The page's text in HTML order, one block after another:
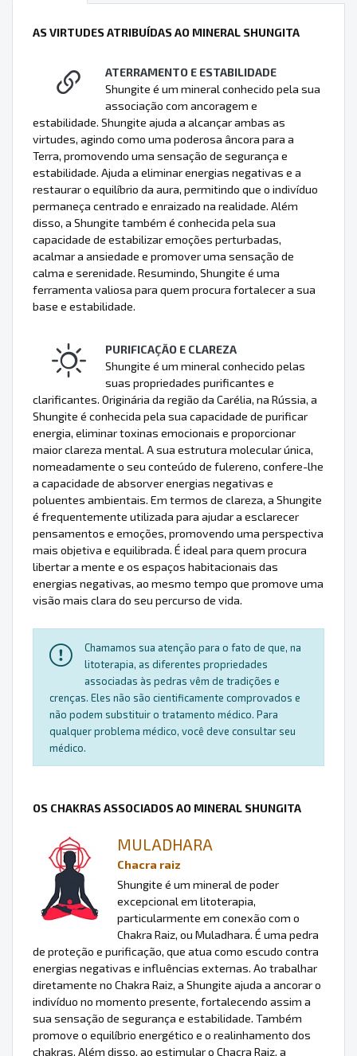
AS VIRTUDES ATRIBUÍDAS AO MINERAL SHUNGITA
ATERRAMENTO E ESTABILIDADE
Shungite é um mineral conhecido pela sua
associação com ancoragem e
estabilidade. Shungite ajuda a alcançar ambas as
virtudes, agindo como uma poderosa âncora para a
Terra, promovendo uma sensação de segurança e
estabilidade. Ajuda a eliminar energias negativas e a
restaurar o equilíbrio da aura, permitindo que o indivíduo
permaneça centrado e enraizado na realidade. Além
disso, a Shungite também é conhecida pela sua
capacidade de estabilizar emoções perturbadas,
acalmar a ansiedade e promover uma sensação de
calma e serenidade. Resumindo, Shungite é uma
ferramenta valiosa para quem procura fortalecer a sua
base e estabilidade.
PURIFICAÇÃO E CLAREZA
Shungite é um mineral conhecido pelas
suas propriedades purificantes e
clarificantes. Originária da região da Carélia, na Rússia, a
Shungite é conhecida pela sua capacidade de purificar
energia, eliminar toxinas emocionais e proporcionar
maior clareza mental. A sua estrutura molecular única,
nomeadamente o seu conteúdo de fulereno, confere-lhe
a capacidade de absorver energias negativas e
poluentes ambientais. Em termos de clareza, a Shungite
é frequentemente utilizada para ajudar a esclarecer
pensamentos e emoções, promovendo uma perspectiva
mais objetiva e equilibrada. É ideal para quem procura
libertar a mente e os espaços habitacionais das
energias negativas, ao mesmo tempo que promove uma
visão mais clara do seu percurso de vida.
Chamamos sua atenção para o fato de que, na
litoterapia, as diferentes propriedades
associadas às pedras vêm de tradições e
crenças. Eles não são cientificamente comprovados e
não podem substituir o tratamento médico. Para
qualquer problema médico, você deve consultar seu
médico.
OS CHAKRAS ASSOCIADOS AO MINERAL SHUNGITA
MULADHARA
Chacra raiz
Shungite é um mineral de poder
excepcional em litoterapia,
particularmente em conexão com o
Chakra Raiz, ou Muladhara. É uma pedra
de proteção e purificação, que atua como escudo contra
energias negativas e influências externas. Ao trabalhar
diretamente no Chakra Raiz, a Shungite ajuda a ancorar o
indivíduo no momento presente, fortalecendo assim a
sua sensação de segurança e estabilidade. Também
promove o equilíbrio energético e o realinhamento dos
chakras. Além disso, ao estimular o Chacra Raiz, a